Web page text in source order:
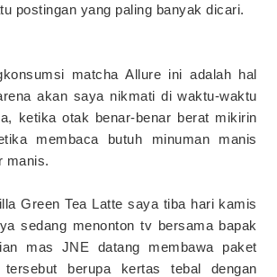
postingan yang paling banyak dicari.
matcha Allure ini adalah hal
akan saya nikmati di waktu-waktu
ketika otak benar-benar berat mikirin
membaca butuh minuman manis
manis.
Green Tea Latte saya tiba hari kamis
sedang menonton tv bersama bapak
mas JNE datang membawa paket
berupa kertas tebal dengan